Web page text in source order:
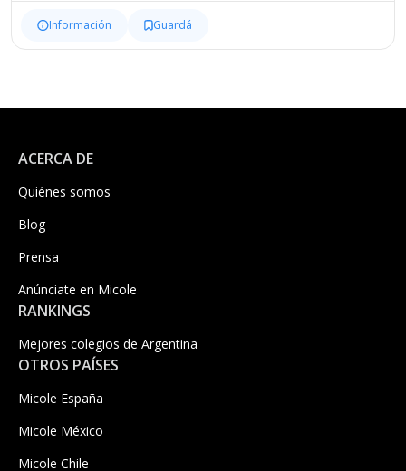
Información Guardá
ACERCA DE
Quiénes somos
Blog
Prensa
Anúnciate en Micole
RANKINGS
Mejores colegios de Argentina
OTROS PAÍSES
Micole España
Micole México
Micole Chile